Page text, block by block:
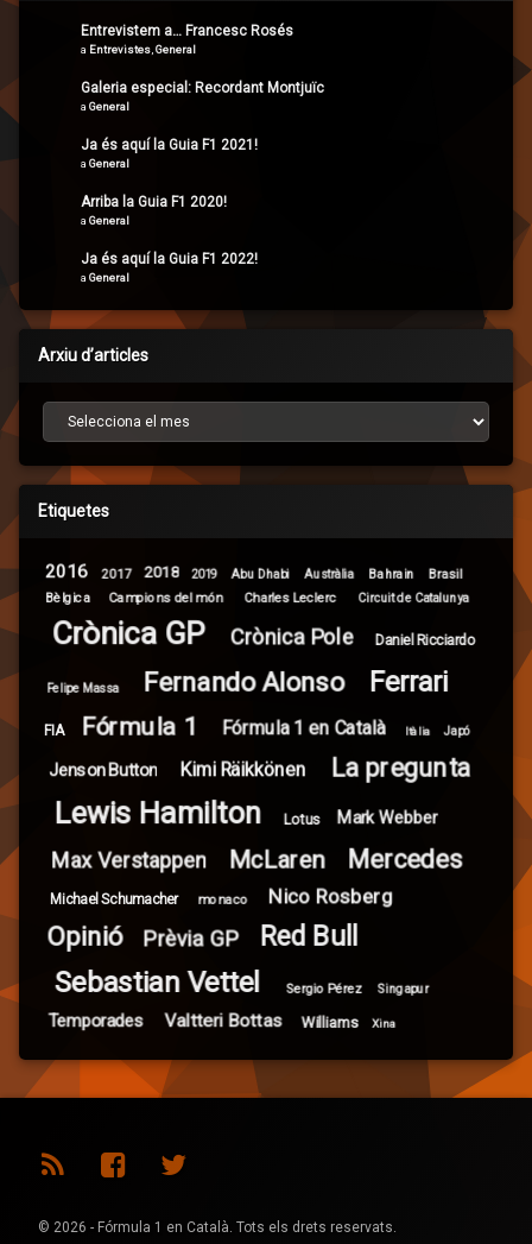
Entrevistem a… Francesc Rosés
a Entrevistes General
Galeria especial: Recordant Montjuïc
a General
Ja és aquí la Guia F1 2021!
a General
Arriba la Guia F1 2020!
a General
Ja és aquí la Guia F1 2022!
a General
Arxiu d’articles
Arxiu d’articles
Etiquetes
2016 2017 2018 2019 Abu Dhabi Austràlia Bahrain
Brasil
Bèlgica
Campions del món Charles Leclerc Circuit de Catalunya
Crònica GP Crònica Pole Daniel Ricciardo
Felipe Massa Fernando Alonso Ferrari
FIA Fórmula 1 Fórmula 1 en Català Itàlia Japó
Jenson Button Kimi Räikkönen La pregunta
Lewis Hamilton Lotus Mark Webber
Max Verstappen McLaren Mercedes
Michael Schumacher monaco Nico Rosberg
Opinió Prèvia GP Red Bull
Sebastian Vettel Sergio Pérez Singapur
Temporades Valtteri Bottas Williams Xina
RSS Facebook
Twitter
© 2026 - Fórmula 1 en Català. Tots els drets reservats.